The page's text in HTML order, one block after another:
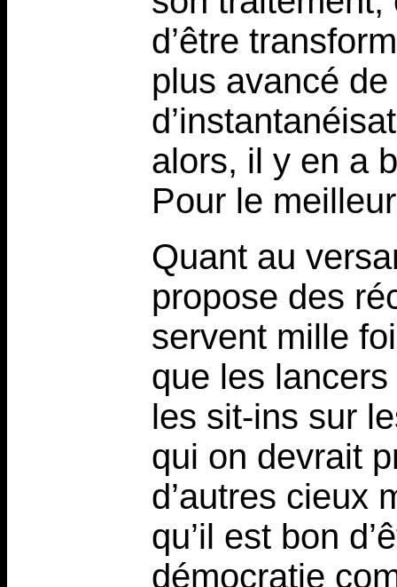
d’être
plus avancé
alors, il y en a
Pour le
Quant au
propose des
servent mille
que les
les sit-ins sur
qui on devrait
d’autres cieux
qu’il est bon
démocratie